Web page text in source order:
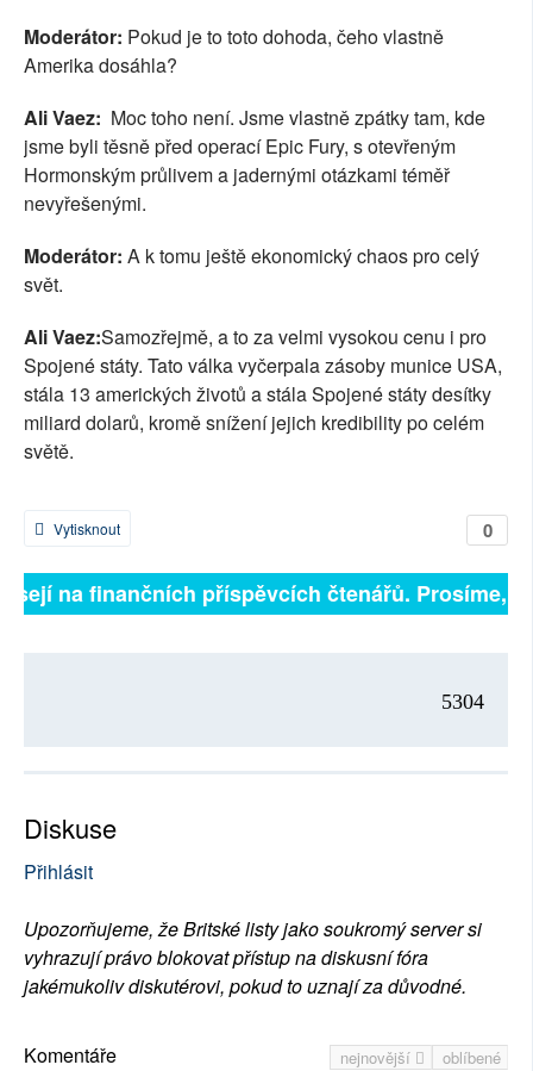
Moderátor: Pokud je to toto dohoda, čeho vlastně
Amerika dosáhla?
Ali Vaez: Moc toho není. Jsme vlastně zpátky tam, kde
jsme byli těsně před operací Epic Fury, s otevřeným
Hormonským průlivem a jadernými otázkami téměř
nevyřešenými.
Moderátor: A k tomu ještě ekonomický chaos pro celý
svět.
Ali Vaez:Samozřejmě, a to za velmi vysokou cenu i pro
Spojené státy. Tato válka vyčerpala zásoby munice USA,
stála 13 amerických životů a stála Spojené státy desítky
miliard dolarů, kromě snížení jejich kredibility po celém
světě.
0
Vytisknout
na finančních příspěvcích čtenářů. Prosíme,
5304
Diskuse
Přihlásit
Upozorňujeme, že Britské listy jako soukromý server si
vyhrazují právo blokovat přístup na diskusní fóra
jakémukoliv diskutérovi, pokud to uznají za důvodné.
nejnovější oblíbené
Komentáře